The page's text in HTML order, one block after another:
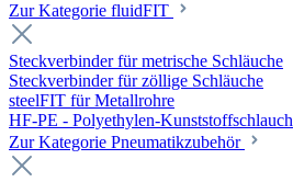
Zur Kategorie fluidFIT
Steckverbinder für metrische Schläuche
Steckverbinder für zöllige Schläuche
steelFIT für Metallrohre
HF-PE - Polyethylen-Kunststoffschlauch
Zur Kategorie Pneumatikzubehör